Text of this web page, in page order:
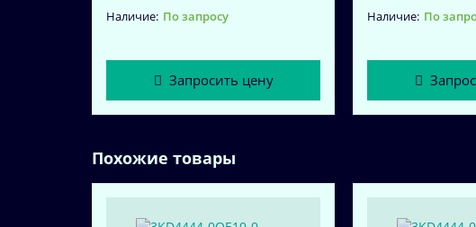
По запросу
Запросить цену
По
Похожие товары